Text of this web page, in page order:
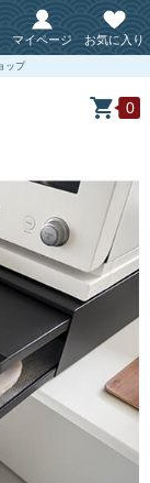
マイページ お気に入り
ップ
0